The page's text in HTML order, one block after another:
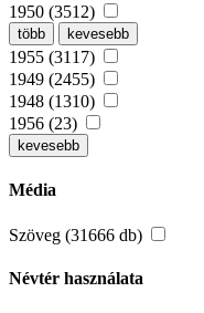
1950 (3512)
több kevesebb
1955 (3117)
1949 (2455)
1948 (1310)
1956 (23)
kevesebb
Média
Szöveg (31666 db)
Névtér használata